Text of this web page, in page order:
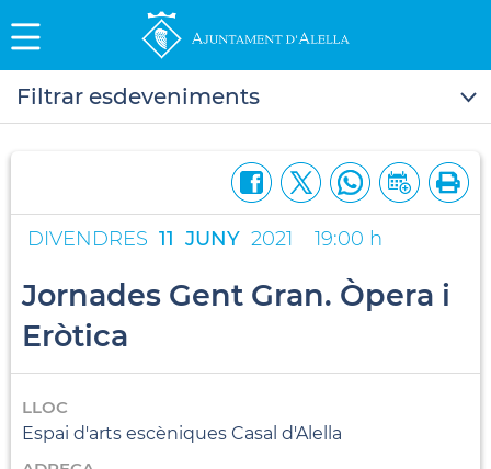
Filtrar esdeveniments
DIVENDRES 11 JUNY 2021 19:00 h
Jornades Gent Gran. Òpera i
Eròtica
LLOC
Espai d'arts escèniques Casal d'Alella